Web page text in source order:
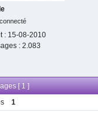
: 15-08-2010
: 2.083
[ 1 ]
1